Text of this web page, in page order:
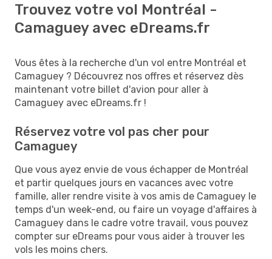
Trouvez votre vol Montréal -
Camaguey avec eDreams.fr
Vous êtes à la recherche d'un vol entre Montréal et
Camaguey ? Découvrez nos offres et réservez dès
maintenant votre billet d'avion pour aller à
Camaguey avec eDreams.fr !
Réservez votre vol pas cher pour
Camaguey
Que vous ayez envie de vous échapper de Montréal
et partir quelques jours en vacances avec votre
famille, aller rendre visite à vos amis de Camaguey le
temps d'un week-end, ou faire un voyage d'affaires à
Camaguey dans le cadre votre travail, vous pouvez
compter sur eDreams pour vous aider à trouver les
vols les moins chers.